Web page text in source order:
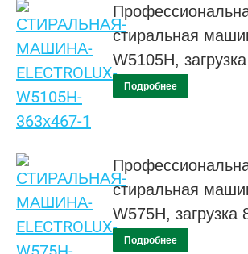
стиральная
W5105H,
Подробнее
стиральная
W575H, загрузка
Подробнее